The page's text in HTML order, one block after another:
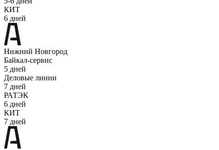
КИТ
6 дней
Нижний Новгород
Байкал-сервис
5 дней
Деловые линии
7 дней
РАТЭК
6 дней
КИТ
7 дней